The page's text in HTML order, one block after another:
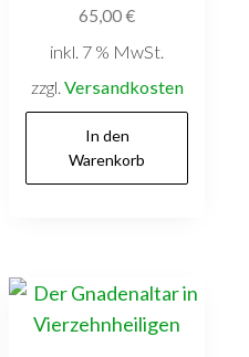
65,00€
inkl. 7 % MwSt.
zzgl. Versandkosten
In den
Warenkorb